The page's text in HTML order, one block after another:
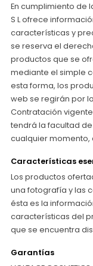
En cumplimiento de
S L ofrece
características y
se reserva el
productos que se
mediante el simple
esta forma, los
web se regirán por
Contratación
tendrá la facultad
cualquier momento,
Características
Los productos
una fotografía y las
ésta es la
características del
que se encuentra
Garantías